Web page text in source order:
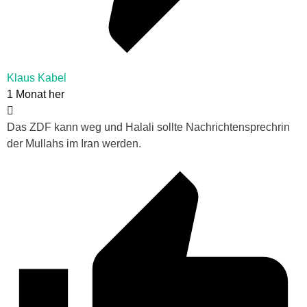
Klaus Kabel
1 Monat her
Das ZDF kann weg und Halali sollte Nachrichtensprechrin
der Mullahs im Iran werden.